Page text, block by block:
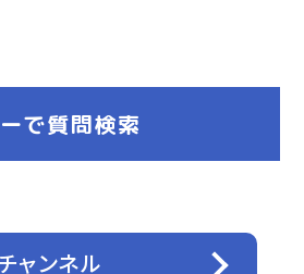
で質問検索
ャンネル